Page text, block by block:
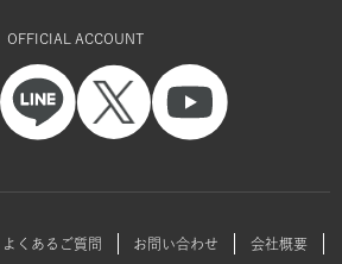
OFFICIAL ACCOUNT
よくあるご質問 お問い合わせ 会社概要